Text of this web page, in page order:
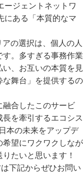
ージェントネットワ
にある「本質的なマ
の選択は、個人の人
。多すぎる事務作業
、お互いの本質を見
舞台」を提供するの
合したこのサービ
を牽引するエコシス
本の未来をアップデ
望にワクワクしなが
たいと思います！
下記からぜひお問い